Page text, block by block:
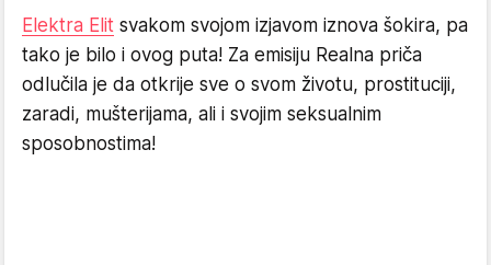
Elektra Elit svakom svojom izjavom iznova šokira, pa
tako je bilo i ovog puta! Za emisiju Realna priča
odlučila je da otkrije sve o svom životu, prostituciji,
zaradi, mušterijama, ali i svojim seksualnim
sposobnostima!